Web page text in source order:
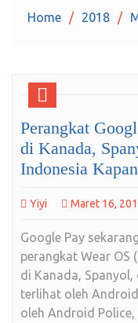
Home 2018
Perangkat
di Kanada,
Indonesia
Yiyi Maret 16,
Google Pay
perangkat Wear OS
di Kanada,
terlihat oleh
oleh Android Police,